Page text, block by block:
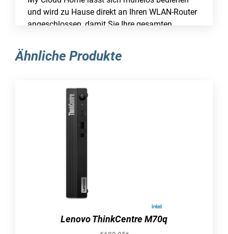
und wird zu Hause direkt an Ihren WLAN-Router
angeschlossen, damit Sie Ihre gesamten
speichern können. Legen Sie automatisch
Backups der Fotos und Videos von Ihrem
Computer und Cloud-Konten bequem über das
Ein zentraler Speicherort für alles
Zugriff von unterwegs
Nutzen Sie die My Cloud Home Mobil-App,
Desktop-App oder MyCloud.com, um von überall
aus über das Internet Ihre liebsten Erinnerungen
Ähnliche Produkte
Lenovo ThinkCentre M70q